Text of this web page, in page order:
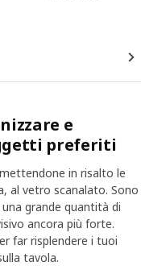
e
preferiti
in risalto le
al vetro scanalato. Sono
grande quantità di
ancora più forte.
far risplendere i tuoi
tavola.